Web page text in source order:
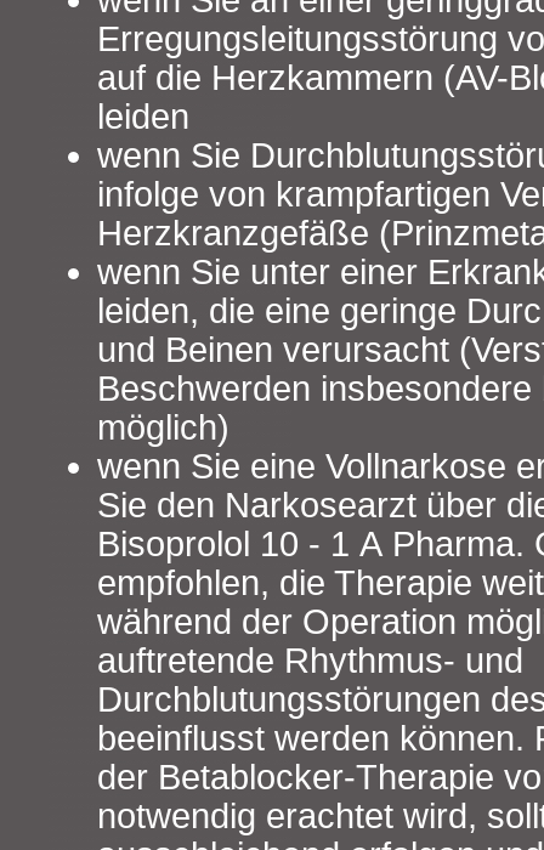
Erregungsleitungsstörung
auf die Herzkammern (AV-
leiden
wenn Sie
infolge von krampfartigen
Herzkranzgefäße
wenn Sie unter einer
leiden, die eine geringe
und Beinen verursacht
Beschwerden
möglich)
wenn Sie eine Vollnarkose
Sie den Narkosearzt über
Bisoprolol 10 - 1 A Pharma.
empfohlen, die Therapie
während der Operation
auftretende Rhythmus- und
Durchblutungsstörungen
beeinflusst werden können.
der Betablocker-Therapie
notwendig erachtet wird,